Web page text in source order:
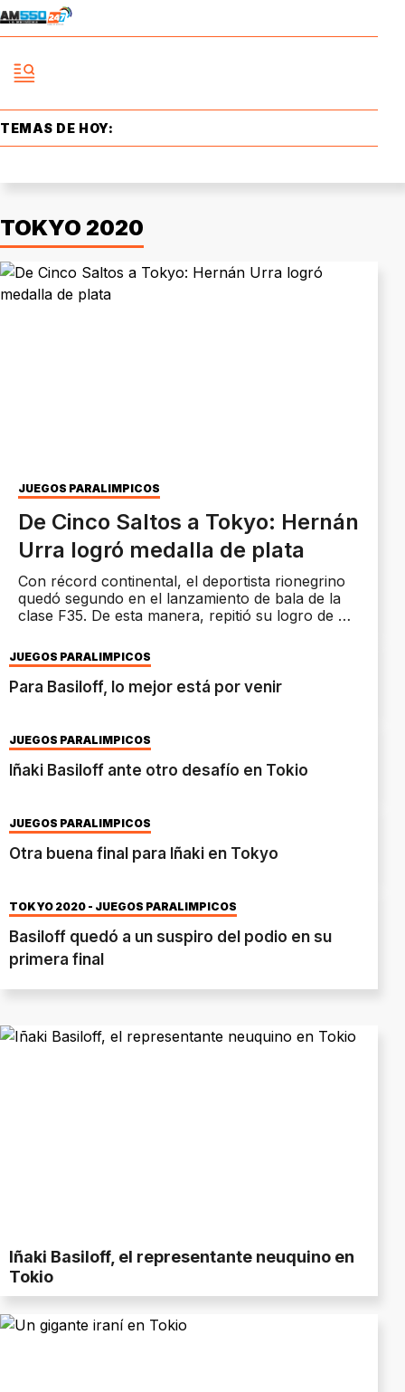
TEMAS DE HOY:
TOKYO 2020
JUEGOS PARALIMPICOS
De Cinco Saltos a Tokyo: Hernán
Urra logró medalla de plata
Con récord continental, el deportista rionegrino
quedó segundo en el lanzamiento de bala de la
clase F35. De esta manera, repitió su logro de Rio
JUEGOS PARALIMPICOS
Para Basiloff, lo mejor está por venir
JUEGOS PARALÍMPICOS
Iñaki Basiloff ante otro desafío en Tokio
JUEGOS PARALÍMPICOS
Otra buena final para Iñaki en Tokyo
TOKYO 2020 - JUEGOS PARALIMPICOS
Basiloff quedó a un suspiro del podio en su
primera final
Iñaki Basiloff, el representante neuquino en
Tokio